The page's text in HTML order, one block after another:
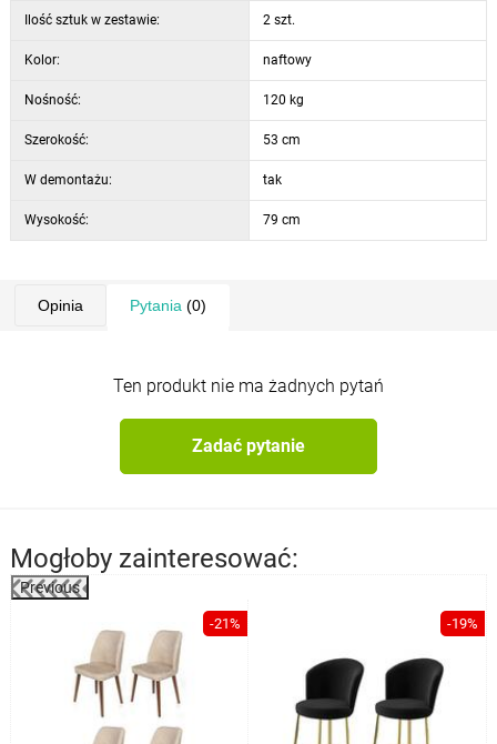
Ilość sztuk w zestawie: 2 szt.
Kolor: naftowy
Nośność: 120 kg
Szerokość: 53 cm
W demontażu: tak
Wysokość: 79 cm
Opinia Pytania (0)
Ten produkt nie ma żadnych pytań
Zadać pytanie
Mogłoby zainteresować:
Previous
-21% -19%